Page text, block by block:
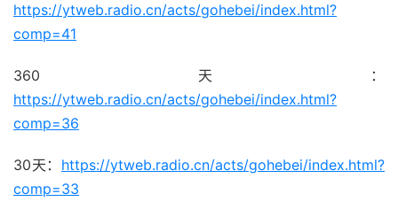
https://ytweb.radio.cn/acts/gohebei/index.html?
comp=41
360天：
https://ytweb.radio.cn/acts/gohebei/index.html?
comp=36
30天： https://ytweb.radio.cn/acts/gohebei/index.html?
comp=33